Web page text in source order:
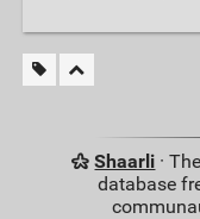
Shaarli ·
database